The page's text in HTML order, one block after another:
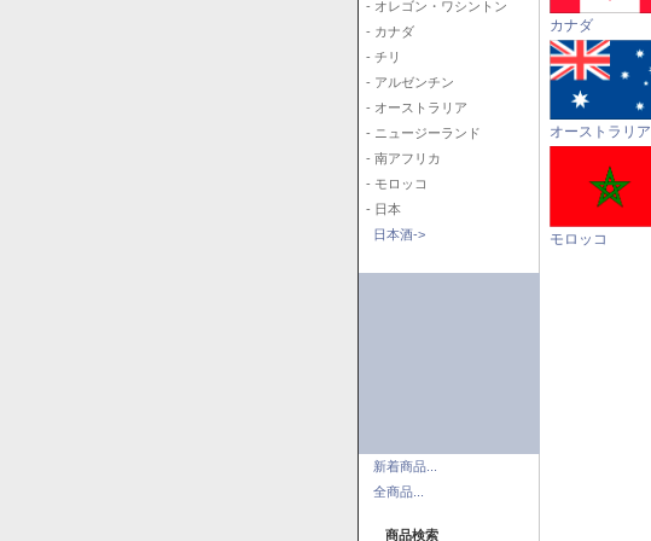
- オレゴン・ワシントン
- カナダ
- チリ
- アルゼンチン
- オーストラリア
- ニュージーランド
- 南アフリカ
- モロッコ
- 日本
日本酒->
新着商品...
全商品...
商品検索
カナダ
オーストラリア
モロッコ